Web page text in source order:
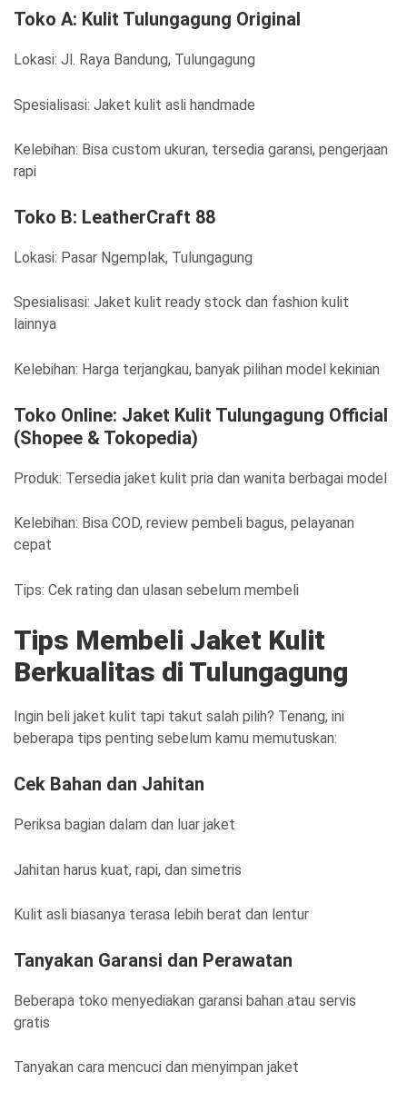
Toko A: Kulit Tulungagung Original
Lokasi: Jl. Raya Bandung, Tulungagung
Spesialisasi: Jaket kulit asli handmade
Kelebihan: Bisa custom ukuran, tersedia garansi, pengerjaan
rapi
Toko B: LeatherCraft 88
Lokasi: Pasar Ngemplak, Tulungagung
Spesialisasi: Jaket kulit ready stock dan fashion kulit
lainnya
Kelebihan: Harga terjangkau, banyak pilihan model kekinian
Toko Online: Jaket Kulit Tulungagung Official
(Shopee & Tokopedia)
Produk: Tersedia jaket kulit pria dan wanita berbagai model
Kelebihan: Bisa COD, review pembeli bagus, pelayanan
cepat
Tips: Cek rating dan ulasan sebelum membeli
Tips Membeli Jaket Kulit
Berkualitas di Tulungagung
Ingin beli jaket kulit tapi takut salah pilih? Tenang, ini
beberapa tips penting sebelum kamu memutuskan:
Cek Bahan dan Jahitan
Periksa bagian dalam dan luar jaket
Jahitan harus kuat, rapi, dan simetris
Kulit asli biasanya terasa lebih berat dan lentur
Tanyakan Garansi dan Perawatan
Beberapa toko menyediakan garansi bahan atau servis
gratis
Tanyakan cara mencuci dan menyimpan jaket